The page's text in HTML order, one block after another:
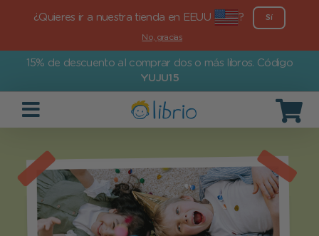
¿Quieres ir a nuestra tienda en EEUU ? Sí
No, gracias
15% de descuento al comprar dos o más libros. Código
YUJU15